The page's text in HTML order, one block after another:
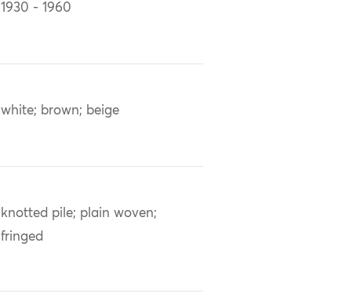
1930 - 1960
white; brown; beige
knotted pile; plain woven;
fringed